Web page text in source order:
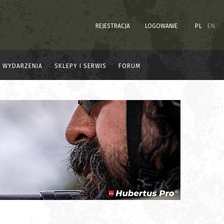
REJESTRACJA LOGOWANIE PL EN
WYDARZENIA SKLEPY I SERWIS FORUM